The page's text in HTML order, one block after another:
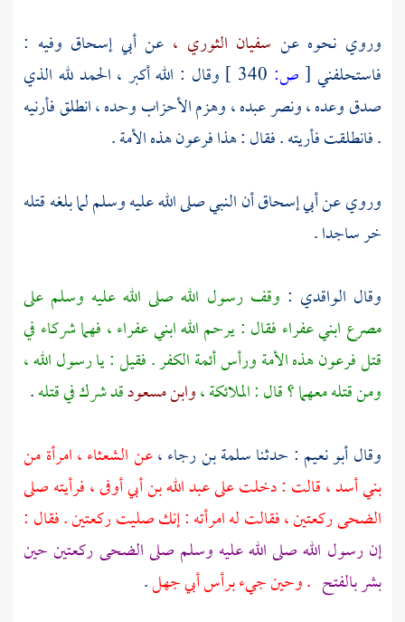
وروي نحوه عن سفيان الثوري ، عنأبي إسحاق وفيه :
فاستحلفني [ص:
وقال : الله أكبر ، الحمد لله الذي
صدق وعده ، ونصر عبده ، وهزم الأحزاب وحده ، انطلق فأرنيه
. فانطلقت فأريته . فقال : هذا فرعون هذه الأمة .
وروي عنأبي إسحاقأن النبي صلى الله عليه وسلم لما بلغه قتله
خر ساجدا .
وقال الواقدي : وقف رسول الله صلى الله عليه وسلم على
مصرع ابنيعفراء فقال : يرحم الله ابنيعفراء ، فهما شركاء في
قتل فرعون هذه الأمة ورأس أئمة الكفر . فقيل : يا رسول الله ،
ومن قتله معهما ؟ قال : الملائكة ،وابن مسعودقد شرك في قتله.
وقالأبو نعيم : حدثناسلمة بن رجاء ،عنالشعثاء ،امرأة من
بني أسد ،قالت : دخلت علىعبد الله بن أبي أوفى ،فرأيته صلى
الضحى ركعتين ، فقالت له امرأته : إنك صليت ركعتين . فقال :
إن رسول الله صلى الله عليه وسلم صلى الضحى ركعتين حين
بشر بالفتح . وحين جيء برأسأبي جهل.